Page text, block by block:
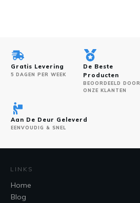
Gratis Levering
5 DAGEN PER WEEK
De Beste
Producten
BEOORDEELD DOOR
ONZE KLANTEN
Aan De Deur Geleverd
EENVOUDIG & SNEL
LINKS
Home
Blog